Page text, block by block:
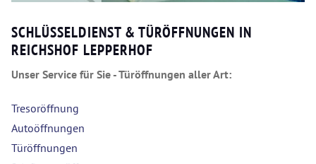
SCHLÜSSELDIENST & TÜRÖFFNUNGEN IN
REICHSHOF LEPPERHOF
Unser Service für Sie - Türöffnungen aller Art:
Tresoröffnung
Autoöffnungen
Türöffnungen